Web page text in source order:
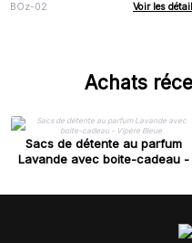
BOz-02 Voir les
Achats
Sacs de détente au parfum
Lavande avec boite-cadeau -